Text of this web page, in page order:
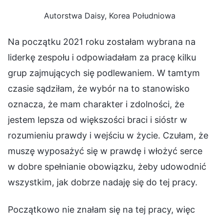
Autorstwa Daisy, Korea Południowa
Na początku 2021 roku zostałam wybrana na
liderkę zespołu i odpowiadałam za pracę kilku
grup zajmujących się podlewaniem. W tamtym
czasie sądziłam, że wybór na to stanowisko
oznacza, że mam charakter i zdolności, że
jestem lepsza od większości braci i sióstr w
rozumieniu prawdy i wejściu w życie. Czułam, że
muszę wyposażyć się w prawdę i włożyć serce
w dobre spełnianie obowiązku, żeby udowodnić
wszystkim, jak dobrze nadaję się do tej pracy.
Początkowo nie znałam się na tej pracy, więc